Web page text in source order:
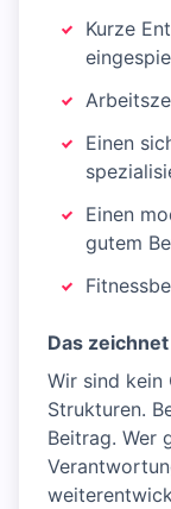
Kurze
Einen
Einen
gutem
Das
Wir sind kein
Strukturen.
Beitrag. Wer